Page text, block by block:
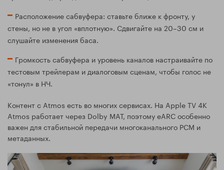
Расположение сабвуфера: ставьте ближе к фронту, у
стены, но не в угол «вплотную». Сдвигайте на 20–30 см и
слушайте изменения баса.
Громкость сабвуфера и уровень каналов настраивайте по
тестовым трейлерам и диалоговым сценам, чтобы голос не
«тонул» в НЧ.
Контент с Atmos есть во многих сервисах. На Apple TV 4K
Atmos работает через Dolby MAT, поэтому eARC особенно
важен для стабильной передачи многоканального PCM и
метаданных.